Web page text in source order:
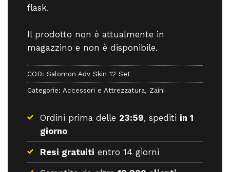
flask.
Il prodotto non è attualmente in
magazzino e non è disponibile.
COD: Salomon Adv Skin 12 Set
Categorie: Accessori e Attrezzatura, Zaini
Ordini prima delle 23:59, spediti in 1
giorno
Resi gratuiti entro 14 giorni